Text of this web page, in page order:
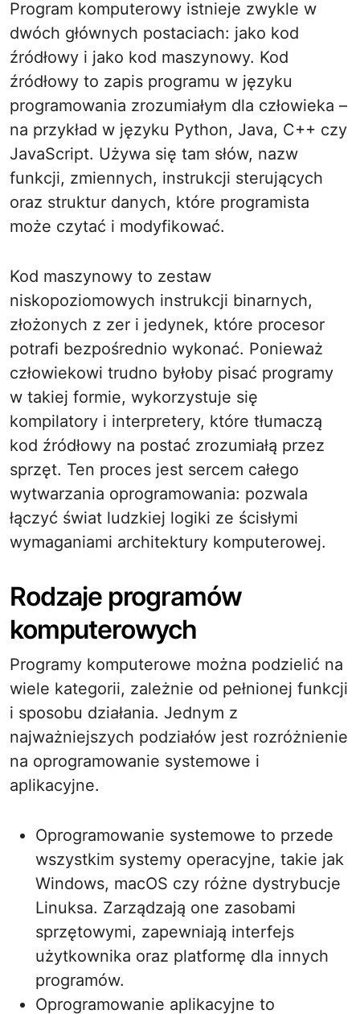
Program komputerowy istnieje zwykle w
dwóch głównych postaciach: jako kod
źródłowy i jako kod maszynowy. Kod
źródłowy to zapis programu w języku
programowania zrozumiałym dla człowieka –
na przykład w języku Python, Java, C++ czy
JavaScript. Używa się tam słów, nazw
funkcji, zmiennych, instrukcji sterujących
oraz struktur danych, które programista
może czytać i modyfikować.
Kod maszynowy to zestaw
niskopoziomowych instrukcji binarnych,
złożonych z zer i jedynek, które procesor
potrafi bezpośrednio wykonać. Ponieważ
człowiekowi trudno byłoby pisać programy
w takiej formie, wykorzystuje się
kompilatory i interpretery, które tłumaczą
kod źródłowy na postać zrozumiałą przez
sprzęt. Ten proces jest sercem całego
wytwarzania oprogramowania: pozwala
łączyć świat ludzkiej logiki ze ścisłymi
wymaganiami architektury komputerowej.
Rodzaje programów
komputerowych
Programy komputerowe można podzielić na
wiele kategorii, zależnie od pełnionej funkcji
i sposobu działania. Jednym z
najważniejszych podziałów jest rozróżnienie
na oprogramowanie systemowe i
aplikacyjne.
Oprogramowanie systemowe to przede
wszystkim systemy operacyjne, takie jak
Windows, macOS czy różne dystrybucje
Linuksa. Zarządzają one zasobami
sprzętowymi, zapewniają interfejs
użytkownika oraz platformę dla innych
programów.
Oprogramowanie aplikacyjne to